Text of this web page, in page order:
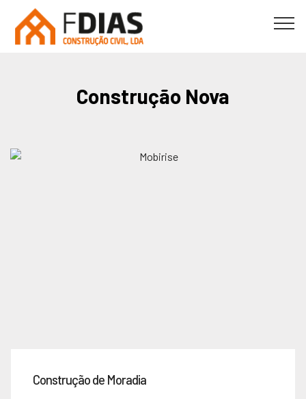
Construção Nova
Construção de Moradia